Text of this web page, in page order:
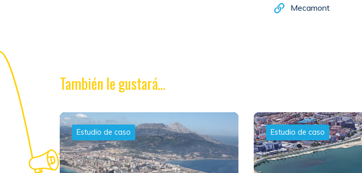
Mecamont
También le gustará...
Estudio de caso Estudio de caso